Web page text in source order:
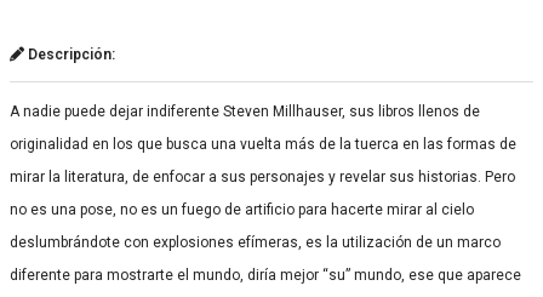
Descripción:
A nadie puede dejar indiferente Steven Millhauser, sus libros llenos de
originalidad en los que busca una vuelta más de la tuerca en las formas de
mirar la literatura, de enfocar a sus personajes y revelar sus historias. Pero
no es una pose, no es un fuego de artificio para hacerte mirar al cielo
deslumbrándote con explosiones efímeras, es la utilización de un marco
diferente para mostrarte el mundo, diría mejor “su” mundo, ese que aparece